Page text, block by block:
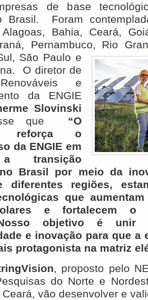
de base
Brasil. Foram
Bahia, Ceará,
Pernambuco, Rio
São Paulo e
O diretor de
e
da ENGIE
Slovinski
que “O
reforça o
da ENGIE em
transição
Brasil por meio da
diferentes regiões,
que
e fortalecem o
objetivo é unir
e inovação para que a
protagonista na matriz
, proposto pelo
do Norte e
vão desenvolver e